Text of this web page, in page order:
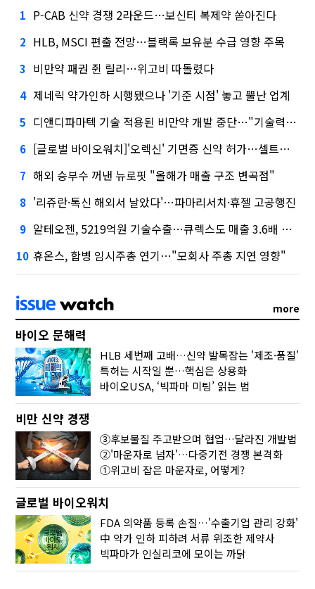
1 P-CAB 신약 경쟁 2라운드…보신티 복제약 쏟아진다
2 HLB, MSCI 편출 전망…블랙록 보유분 수급 영향 주목
3 비만약 패권 쥔 릴리…위고비 따돌렸다
4 제네릭 약가인하 시행됐으나 '기준 시점' 놓고 뿔난 업계
5 디앤디파마텍 기술 적용된 비만약 개발 중단…"기술력 문제 아냐"
6 [글로벌 바이오워치]'오렉신' 기면증 신약 허가…셀트리온도 도전
7 해외 승부수 꺼낸 뉴로핏 "올해가 매출 구조 변곡점"
8 '리쥬란·톡신 해외서 날았다'…파마리서치·휴젤 고공행진
9 알테오젠, 5219억원 기술수출…큐렉스도 매출 3.6배 급증
10 휴온스, 합병 임시주총 연기…"모회사 주총 지연 영향"
more
바이오 문해력
HLB 세번째 고배…신약 발목잡는 '제조·품질'
특허는 시작일 뿐…핵심은 상용화
바이오USA, ‘빅파마 미팅’ 읽는 법
비만 신약 경쟁
③후보물질 주고받으며 협업…달라진 개발법
②'마운자로 넘자'…다중기전 경쟁 본격화
①위고비 잡은 마운자로, 어떻게?
글로벌 바이오워치
FDA 의약품 등록 손질…'수출기업 관리 강화'
中 약가 인하 피하려 서류 위조한 제약사
빅파마가 인실리코에 모이는 까닭